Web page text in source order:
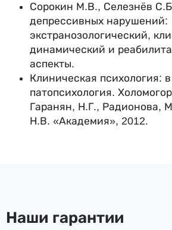
Сорокин М.В., Селезнёв
депрессивных нарушений:
экстранозологический,
динамический и
аспекты.
Клиническая психология:
патопсихология.
Гаранян, Н.Г., Радионова,
Н.В. «Академия», 2012.
Наши гарантии